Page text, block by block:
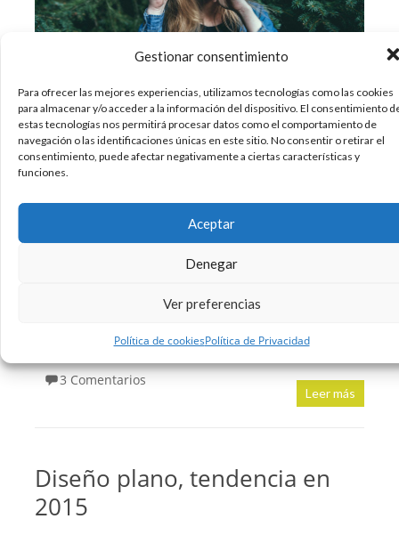
Gestionar consentimiento
Para ofrecer las mejores experiencias, utilizamos tecnologías como las cookies
para almacenar y/o acceder a la información del dispositivo. El consentimiento
estas tecnologías nos permitirá procesar datos como el comportamiento de
navegación o las identificaciones únicas en este sitio. No consentir o retirar el
consentimiento, puede afectar negativamente a ciertas características y
funciones.
Aceptar
Denegar
Ver preferencias
Política de cookiesPolítica de Privacidad
Existen muchas herramientas útiles para tus
proyectos, pero los gastos pueden acumularse
cuando empiezas comprando software,
porque gastar una fortuna para conseguir que
tus diseños sean geniales. Hemos hablado con
3 Comentarios
Leer más
Diseño plano, tendencia en
2015